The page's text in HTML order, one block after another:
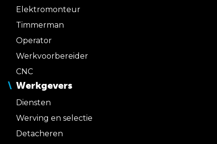
Elektromonteur
Timmerman
Operator
Werkvoorbereider
CNC
Werkgevers
Diensten
Werving en selectie
Detacheren